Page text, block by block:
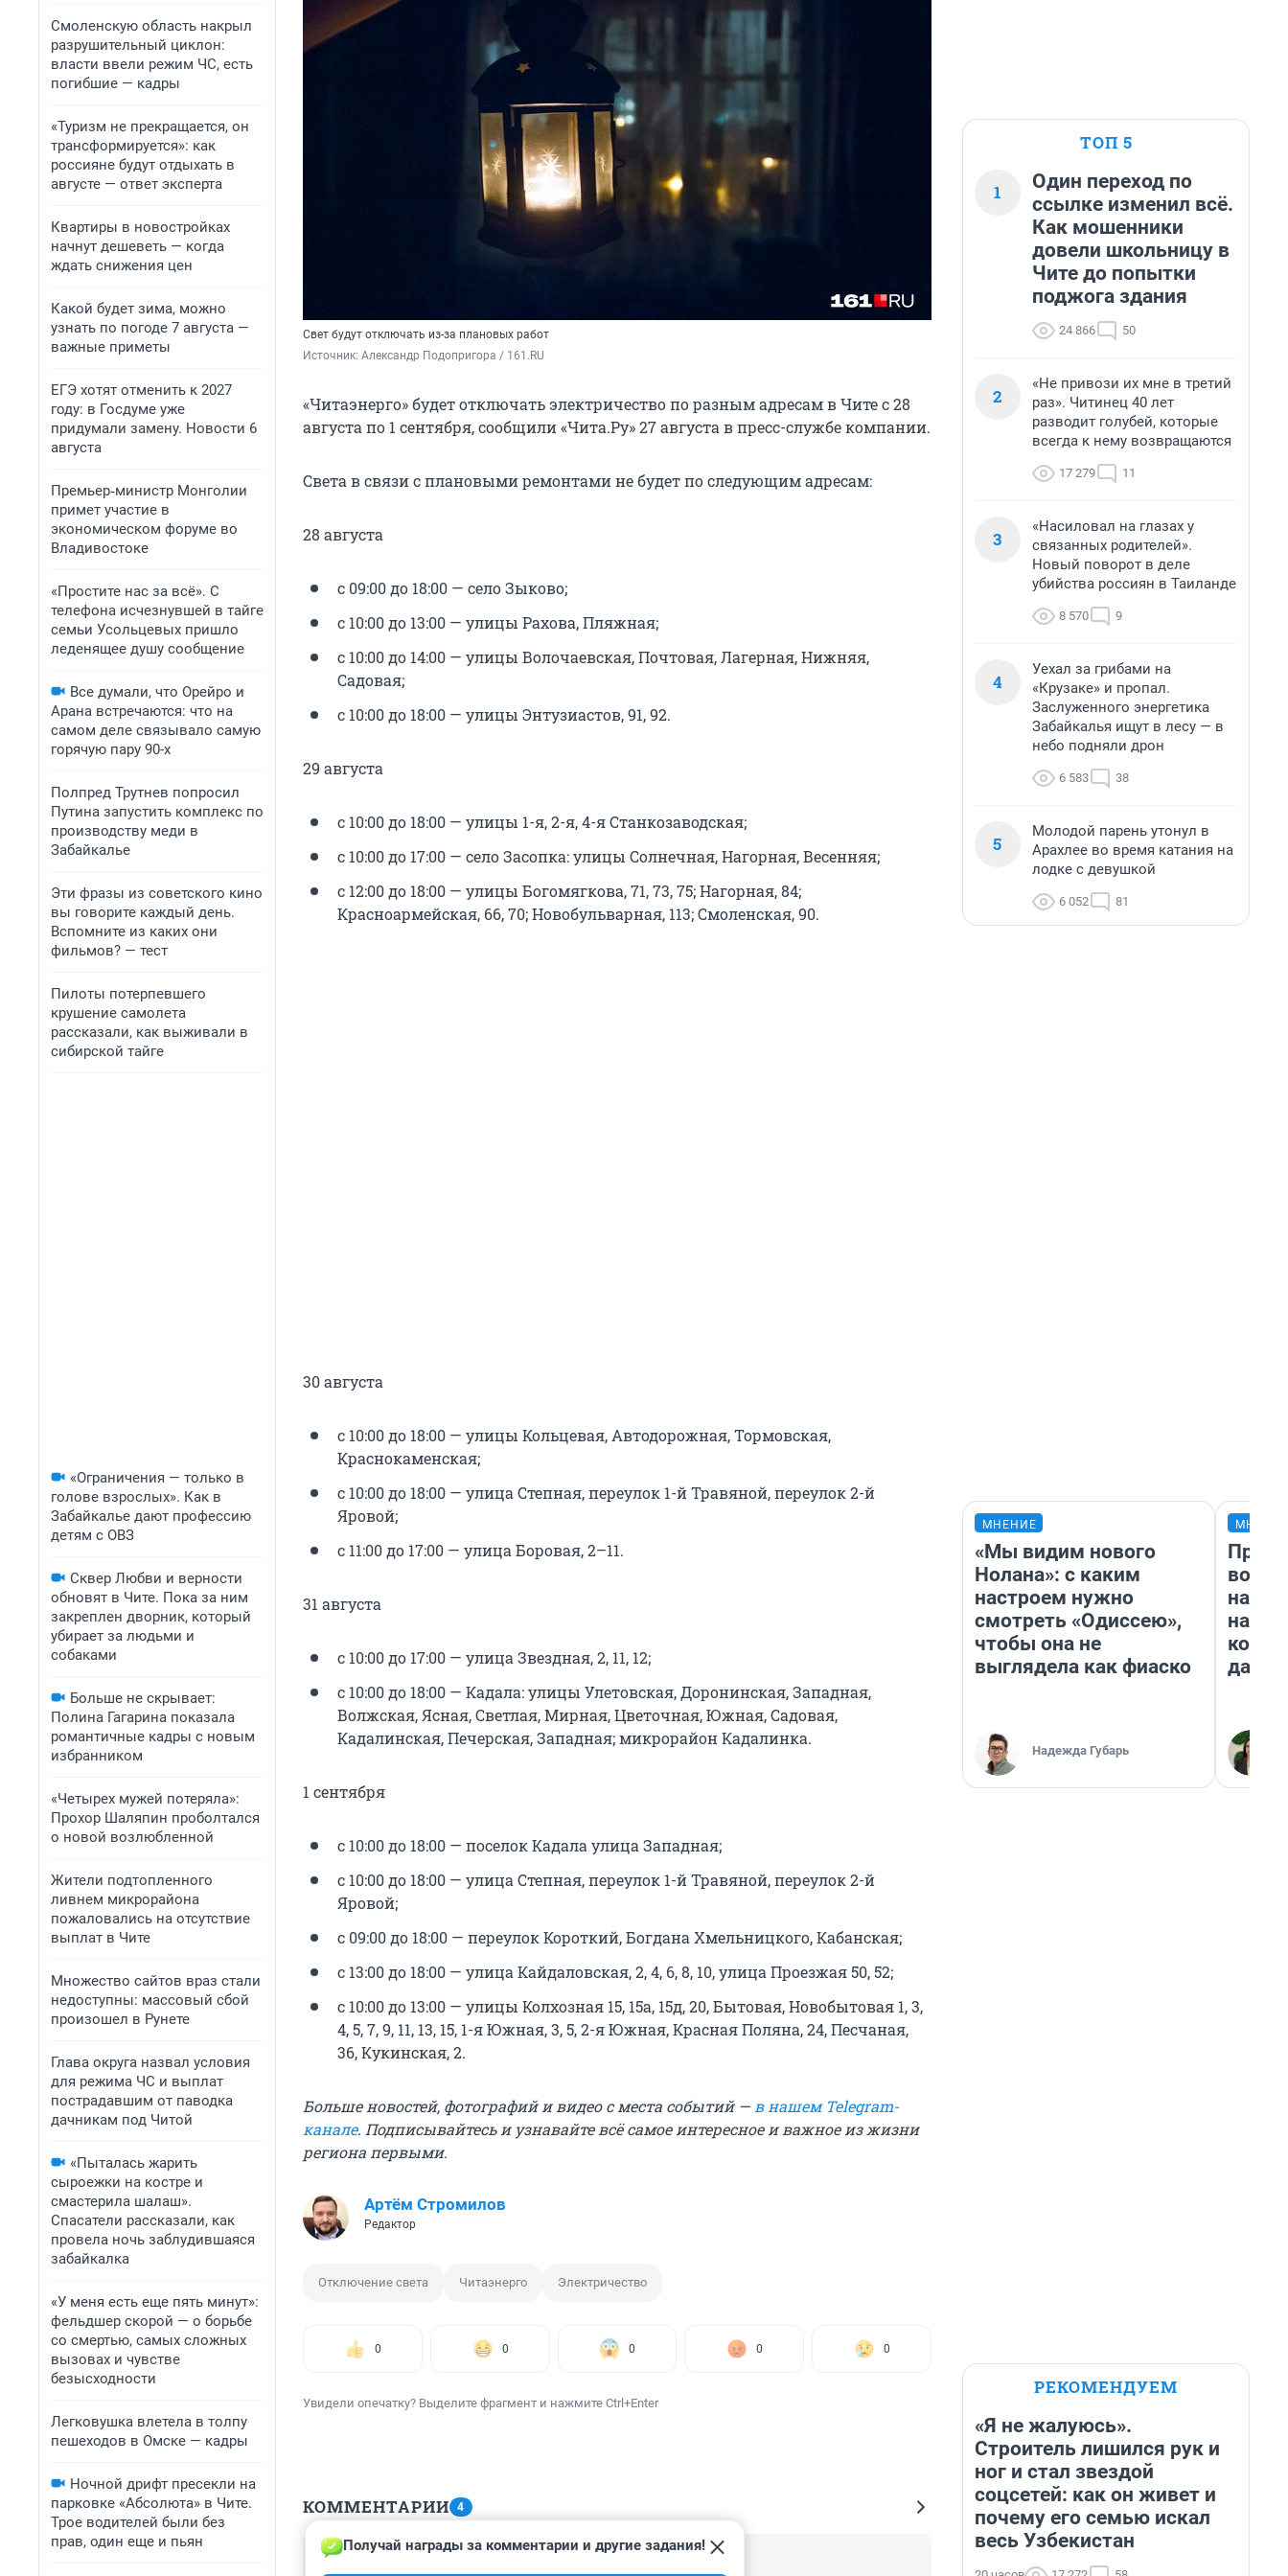
Смоленскую область накрыл
разрушительный циклон:
власти ввели режим ЧС, есть
погибшие — кадры
«Туризм не прекращается, он
трансформируется»: как
россияне будут отдыхать в
августе — ответ эксперта
Квартиры в новостройках
начнут дешеветь — когда
ждать снижения цен
Какой будет зима, можно
узнать по погоде 7 августа —
важные приметы
ЕГЭ хотят отменить к 2027
году: в Госдуме уже
придумали замену. Новости 6
августа
Премьер‑министр Монголии
примет участие в
экономическом форуме во
Владивостоке
«Простите нас за всё». С
телефона исчезнувшей в тайге
семьи Усольцевых пришло
леденящее душу сообщение
Все думали, что Орейро и
Арана встречаются: что на
самом деле связывало самую
горячую пару 90-х
Полпред Трутнев попросил
Путина запустить комплекс по
производству меди в
Забайкалье
Эти фразы из советского кино
вы говорите каждый день.
Вспомните из каких они
фильмов? — тест
Пилоты потерпевшего
крушение самолета
рассказали, как выживали в
сибирской тайге
«Ограничения — только в
голове взрослых». Как в
Забайкалье дают профессию
детям с ОВЗ
Сквер Любви и верности
обновят в Чите. Пока за ним
закреплен дворник, который
убирает за людьми и
собаками
Больше не скрывает:
Полина Гагарина показала
романтичные кадры с новым
избранником
«Четырех мужей потеряла»:
Прохор Шаляпин проболтался
о новой возлюбленной
Жители подтопленного
ливнем микрорайона
пожаловались на отсутствие
выплат в Чите
Множество сайтов враз стали
недоступны: массовый сбой
произошел в Рунете
Глава округа назвал условия
для режима ЧС и выплат
пострадавшим от паводка
дачникам под Читой
«Пыталась жарить
сыроежки на костре и
смастерила шалаш».
Спасатели рассказали, как
провела ночь заблудившаяся
забайкалка
«У меня есть еще пять минут»:
фельдшер скорой — о борьбе
со смертью, самых сложных
вызовах и чувстве
безысходности
Легковушка влетела в толпу
пешеходов в Омске — кадры
Ночной дрифт пресекли на
парковке «Абсолюта» в Чите.
Трое водителей были без
прав, один еще и пьян
Свет будут отключать из-за плановых работ
Источник: Александр Подопригора / 161.RU
«Читаэнерго» будет отключать электричество по разным адресам в Чите с 28
августа по 1 сентября, сообщили «Чита.Ру» 27 августа в пресс-службе компании.
Света в связи с плановыми ремонтами не будет по следующим адресам:
28 августа
с 09:00 до 18:00 — село Зыково;
с 10:00 до 13:00 — улицы Рахова, Пляжная;
с 10:00 до 14:00 — улицы Волочаевская, Почтовая, Лагерная, Нижняя,
Садовая;
с 10:00 до 18:00 — улицы Энтузиастов, 91, 92.
29 августа
с 10:00 до 18:00 — улицы 1-я, 2-я, 4-я Станкозаводская;
с 10:00 до 17:00 — село Засопка: улицы Солнечная, Нагорная, Весенняя;
с 12:00 до 18:00 — улицы Богомягкова, 71, 73, 75; Нагорная, 84;
Красноармейская, 66, 70; Новобульварная, 113; Смоленская, 90.
30 августа
с 10:00 до 18:00 — улицы Кольцевая, Автодорожная, Тормовская,
Краснокаменская;
с 10:00 до 18:00 — улица Степная, переулок 1-й Травяной, переулок 2-й
Яровой;
с 11:00 до 17:00 — улица Боровая, 2–11.
31 августа
с 10:00 до 17:00 — улица Звездная, 2, 11, 12;
с 10:00 до 18:00 — Кадала: улицы Улетовская, Доронинская, Западная,
Волжская, Ясная, Светлая, Мирная, Цветочная, Южная, Садовая,
Кадалинская, Печерская, Западная; микрорайон Кадалинка.
1 сентября
с 10:00 до 18:00 — поселок Кадала улица Западная;
с 10:00 до 18:00 — улица Степная, переулок 1-й Травяной, переулок 2-й
Яровой;
с 09:00 до 18:00 — переулок Короткий, Богдана Хмельницкого, Кабанская;
с 13:00 до 18:00 — улица Кайдаловская, 2, 4, 6, 8, 10, улица Проезжая 50, 52;
с 10:00 до 13:00 — улицы Колхозная 15, 15а, 15д, 20, Бытовая, Новобытовая 1, 3,
4, 5, 7, 9, 11, 13, 15, 1-я Южная, 3, 5, 2-я Южная, Красная Поляна, 24, Песчаная,
36, Кукинская, 2.
Больше новостей, фотографий и видео с места событий — в нашем Telegram-
канале. Подписывайтесь и узнавайте всё самое интересное и важное из жизни
региона первыми.
Артём Стромилов
Редактор
Отключение света Читаэнерго Электричество
0 0 0 0 0
Увидели опечатку? Выделите фрагмент и нажмите Ctrl+Enter
КОММЕНТАРИИ 4
Гость
Получай награды за комментарии и другие задания!
ТОП 5
1
Один переход по
ссылке изменил всё.
Как мошенники
довели школьницу в
Чите до попытки
поджога здания
24 866 50
2
«Не привози их мне в третий
раз». Читинец 40 лет
разводит голубей, которые
всегда к нему возвращаются
17 279 11
3
«Насиловал на глазах у
связанных родителей».
Новый поворот в деле
убийства россиян в Таиланде
8 570 9
4
Уехал за грибами на
«Крузаке» и пропал.
Заслуженного энергетика
Забайкалья ищут в лесу — в
небо подняли дрон
6 583 38
5
Молодой парень утонул в
Арахлее во время катания на
лодке с девушкой
6 052 81
МНЕНИЕ
«Мы видим нового
Нолана»: с каким
настроем нужно
смотреть «Одиссею»,
чтобы она не
выглядела как фиаско
Надежда Губарь
нам
даже
РЕКОМЕНДУЕМ
«Я не жалуюсь».
Строитель лишился рук и
ног и стал звездой
соцсетей: как он живет и
почему его семью искал
весь Узбекистан